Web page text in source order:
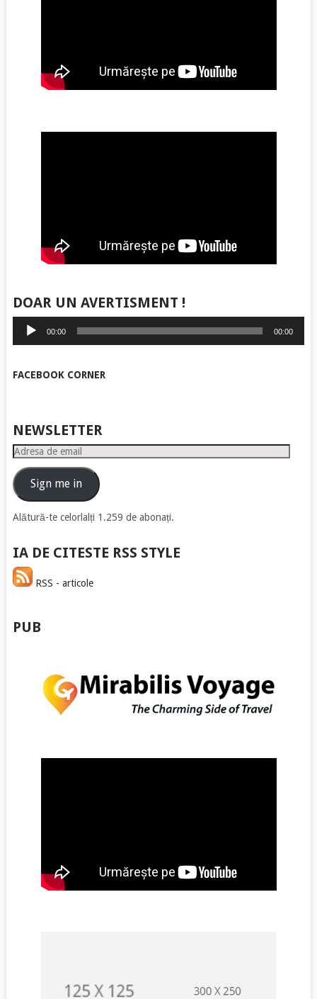
DOAR UN AVERTISMENT !
Player
audio
00:00 00:00
FACEBOOK CORNER
NEWSLETTER
Adresa
emailSign me in
Alătură-te celorlalți 1.259 de abonați.
IA DE CITESTE RSS STYLE
RSS - articole
PUB